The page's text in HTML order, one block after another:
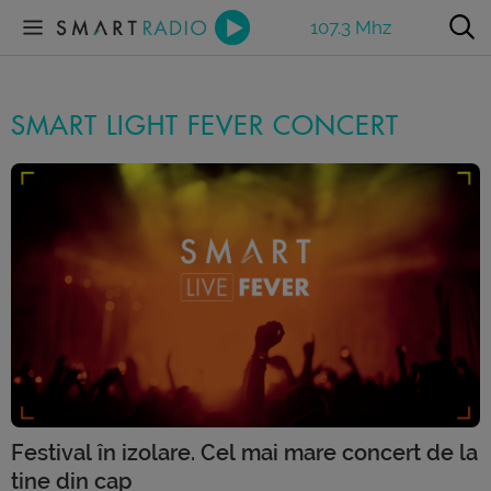
107.3 Mhz
SMART LIGHT FEVER CONCERT
Festival în izolare. Cel mai mare concert de la
tine din cap